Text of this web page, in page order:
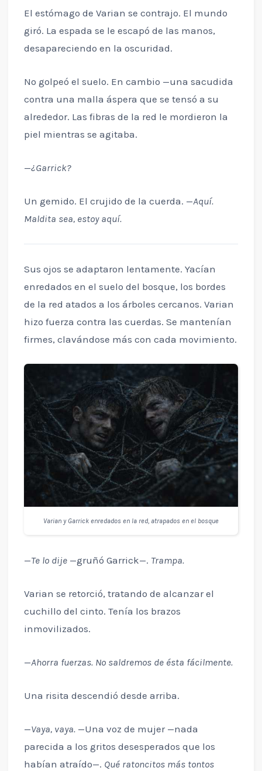
El estómago de Varian se contrajo. El mundo
giró. La espada se le escapó de las manos,
desapareciendo en la oscuridad.
No golpeó el suelo. En cambio —una sacudida
contra una malla áspera que se tensó a su
alrededor. Las fibras de la red le mordieron la
piel mientras se agitaba.
—¿Garrick?
Un gemido. El crujido de la cuerda. —Aquí.
Maldita sea, estoy aquí.
Sus ojos se adaptaron lentamente. Yacían
enredados en el suelo del bosque, los bordes
de la red atados a los árboles cercanos. Varian
hizo fuerza contra las cuerdas. Se mantenían
firmes, clavándose más con cada movimiento.
Varian y Garrick enredados en la red, atrapados en el bosque
—Te lo dije—gruñó Garrick—. Trampa.
Varian se retorció, tratando de alcanzar el
cuchillo del cinto. Tenía los brazos
inmovilizados.
—Ahorra fuerzas. No saldremos de ésta fácilmente.
Una risita descendió desde arriba.
—Vaya, vaya.—Una voz de mujer —nada
parecida a los gritos desesperados que los
habían atraído—. Qué ratoncitos más tontos